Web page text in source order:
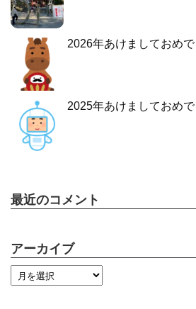
2026年あけましておめ
2025年あけましておめ
最近のコメント
アーカイブ